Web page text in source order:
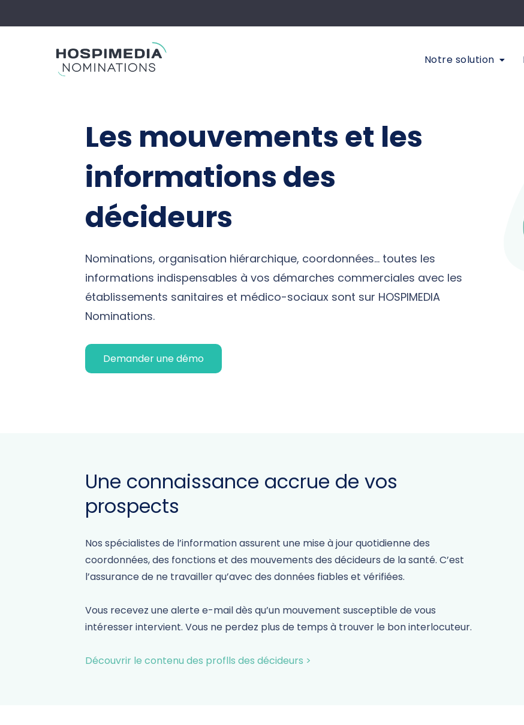
Notre solution
Les mouvements et les
informations des
décideurs
Nominations, organisation hiérarchique, coordonnées… toutes les
informations indispensables à vos démarches commerciales avec les
établissements sanitaires et médico-sociaux sont sur HOSPIMEDIA
Nominations.
Demander une démo
Une connaissance accrue de vos
prospects
Nos spécialistes de l’information assurent une mise à jour quotidienne des
coordonnées, des fonctions et des mouvements des décideurs de la santé. C’est
l’assurance de ne travailler qu’avec des données fiables et vérifiées.
Vous recevez une alerte e-mail dès qu’un mouvement susceptible de vous
intéresser intervient. Vous ne perdez plus de temps à trouver le bon interlocuteur.
Découvrir le contenu des proflls des décideurs >